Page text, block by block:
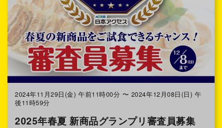
2024年11月29日(金) 午前11時00分 〜 2024年12月08日(日) 午
後11時59分
2025年春夏 新商品グランプリ審査員募集